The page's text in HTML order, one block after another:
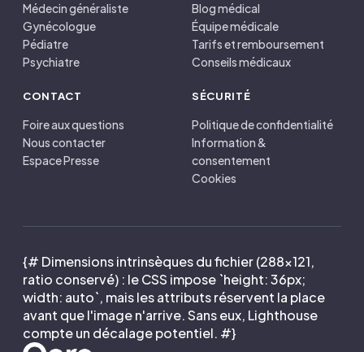
Médecin généraliste
Gynécologue
Pédiatre
Psychiatre
Blog médical
Équipe médicale
Tarifs et remboursement
Conseils médicaux
CONTACT
Foire aux questions
Nous contacter
Espace Presse
SÉCURITÉ
Politique de confidentialité
Information &
consentement
Cookies
{# Dimensions intrinsèques du fichier (288×121,
ratio conservé) : le CSS impose `height: 36px;
width: auto`, mais les attributs réservent la place
avant que l'image n'arrive. Sans eux, Lighthouse
compte un décalage potentiel. #}